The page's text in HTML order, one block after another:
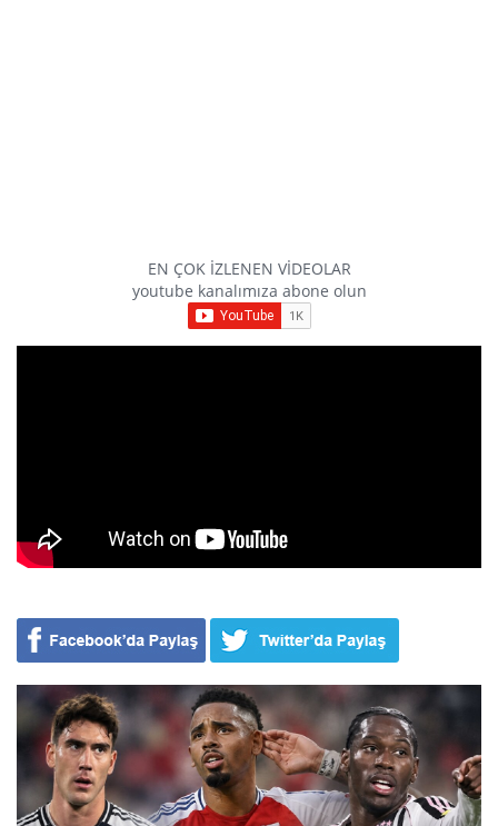
EN ÇOK İZLENEN VİDEOLAR
youtube kanalımıza abone olun